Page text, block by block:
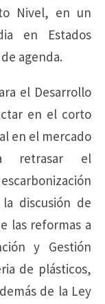
Nivel, en un
en Estados
agenda.
el Desarrollo
en el corto
en el mercado
retrasar el
discusión de
las reformas a
y Gestión
de plásticos,
de la Ley